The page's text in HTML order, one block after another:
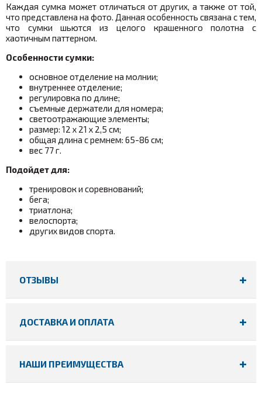
Каждая сумка может отличаться от других, а также от той,
что представлена на фото. Данная особенность связана с тем,
что сумки шьются из целого крашенного полотна с
хаотичным паттерном.
Особенности сумки:
основное отделение на молнии;
внутреннее отделение;
регулировка по длине;
съемные держатели для номера;
светоотражающие элементы;
размер: 12 х 21 х 2,5 см;
общая длина с ремнем: 65-86 см;
вес 77 г.
Подойдет для:
тренировок и соревнований;
бега;
триатлона;
велоспорта;
других видов спорта.
ОТЗЫВЫ
ДОСТАВКА И ОПЛАТА
НАШИ ПРЕИМУЩЕСТВА